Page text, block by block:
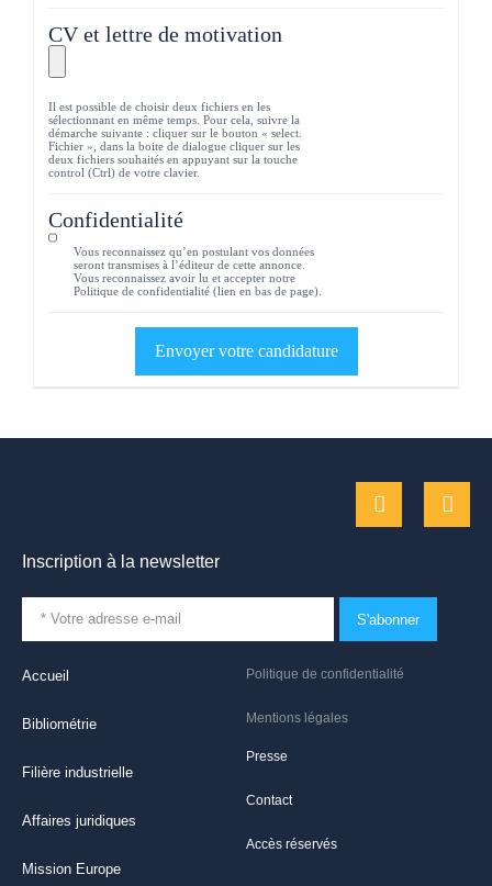
CV et lettre de motivation
Il est possible de choisir deux fichiers en les
sélectionnant en même temps. Pour cela, suivre la
démarche suivante : cliquer sur le bouton « select.
Fichier », dans la boite de dialogue cliquer sur les
deux fichiers souhaités en appuyant sur la touche
control (Ctrl) de votre clavier.
Confidentialité
Vous reconnaissez qu’en postulant vos données
seront transmises à l’éditeur de cette annonce.
Vous reconnaissez avoir lu et accepter notre
Politique de confidentialité (lien en bas de page).
Politique de confidentialité
Mentions légales
Presse
Contact
Accès réservés
Accueil
Bibliométrie
Filière industrielle
Affaires juridiques
Mission Europe
Inscription à la newsletter
S'abonner